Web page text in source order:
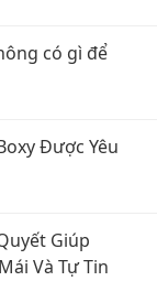
có gì để
Được Yêu
Giúp
Và Tự Tin